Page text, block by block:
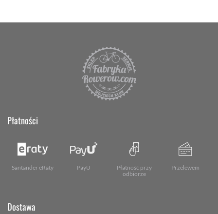
Płatności
Santander eRaty PayU
Płatność przy
odbiorze
Przelewem
Dostawa